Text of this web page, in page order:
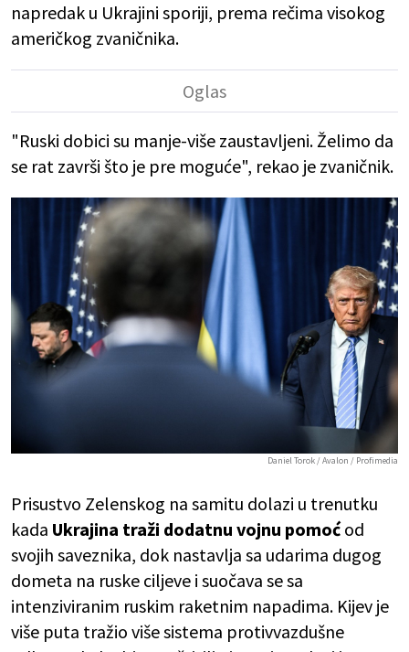
napredak u Ukrajini sporiji, prema rečima visokog
američkog zvaničnika.
"Ruski dobici su manje-više zaustavljeni. Želimo da
se rat završi što je pre moguće", rekao je zvaničnik.
Daniel Torok / Avalon / Profimedia
Prisustvo Zelenskog na samitu dolazi u trenutku
kada Ukrajina traži dodatnu vojnu pomoćod
svojih saveznika, dok nastavlja sa udarima dugog
dometa na ruske ciljeve i suočava se sa
intenziviranim ruskim raketnim napadima. Kijev je
više puta tražio više sistema protivvazdušne